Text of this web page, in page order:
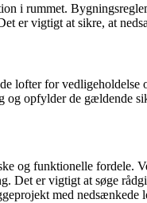
i rummet.
er vigtigt at sikre, at
lofter for
opfylder de gældende
og funktionelle fordele.
er vigtigt at søge
med nedsænkede